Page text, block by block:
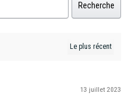
Recherche
13 juillet 2023